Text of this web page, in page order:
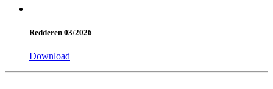
Redderen 03/2026
Download